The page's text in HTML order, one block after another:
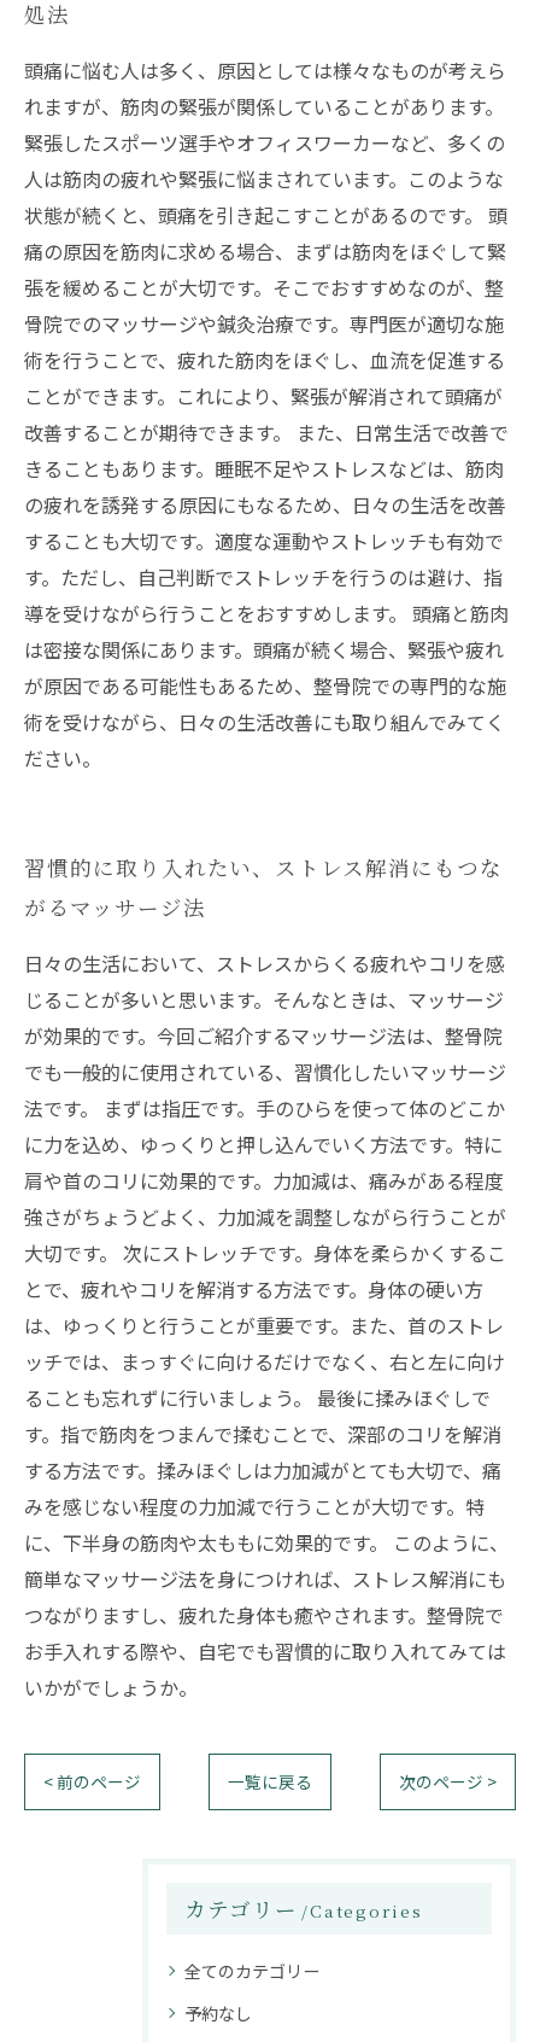
処法
頭痛に悩む人は多く、原因としては様々なものが考えら
れますが、筋肉の緊張が関係していることがあります。
緊張したスポーツ選手やオフィスワーカーなど、多くの
人は筋肉の疲れや緊張に悩まされています。このような
状態が続くと、頭痛を引き起こすことがあるのです。 頭
痛の原因を筋肉に求める場合、まずは筋肉をほぐして緊
張を緩めることが大切です。そこでおすすめなのが、整
骨院でのマッサージや鍼灸治療です。専門医が適切な施
術を行うことで、疲れた筋肉をほぐし、血流を促進する
ことができます。これにより、緊張が解消されて頭痛が
改善することが期待できます。 また、日常生活で改善で
きることもあります。睡眠不足やストレスなどは、筋肉
の疲れを誘発する原因にもなるため、日々の生活を改善
することも大切です。適度な運動やストレッチも有効で
す。ただし、自己判断でストレッチを行うのは避け、指
導を受けながら行うことをおすすめします。 頭痛と筋肉
は密接な関係にあります。頭痛が続く場合、緊張や疲れ
が原因である可能性もあるため、整骨院での専門的な施
術を受けながら、日々の生活改善にも取り組んでみてく
ださい。
習慣的に取り入れたい、ストレス解消にもつな
がるマッサージ法
日々の生活において、ストレスからくる疲れやコリを感
じることが多いと思います。そんなときは、マッサージ
が効果的です。今回ご紹介するマッサージ法は、整骨院
でも一般的に使用されている、習慣化したいマッサージ
法です。 まずは指圧です。手のひらを使って体のどこか
に力を込め、ゆっくりと押し込んでいく方法です。特に
肩や首のコリに効果的です。力加減は、痛みがある程度
強さがちょうどよく、力加減を調整しながら行うことが
大切です。 次にストレッチです。身体を柔らかくするこ
とで、疲れやコリを解消する方法です。身体の硬い方
は、ゆっくりと行うことが重要です。また、首のストレ
ッチでは、まっすぐに向けるだけでなく、右と左に向け
ることも忘れずに行いましょう。 最後に揉みほぐしで
す。指で筋肉をつまんで揉むことで、深部のコリを解消
する方法です。揉みほぐしは力加減がとても大切で、痛
みを感じない程度の力加減で行うことが大切です。特
に、下半身の筋肉や太ももに効果的です。 このように、
簡単なマッサージ法を身につければ、ストレス解消にも
つながりますし、疲れた身体も癒やされます。整骨院で
お手入れする際や、自宅でも習慣的に取り入れてみては
いかがでしょうか。
< 前のページ 一覧に戻る 次のページ >
カテゴリー Categories
全てのカテゴリー
予約なし